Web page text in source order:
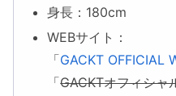
身長：180cm
WEBサイト：
「GACKT OFFICIAL
「GACKTオフィシャ